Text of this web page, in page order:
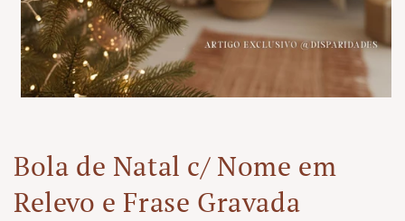
Bola de Natal c/ Nome em
Relevo e Frase Gravada